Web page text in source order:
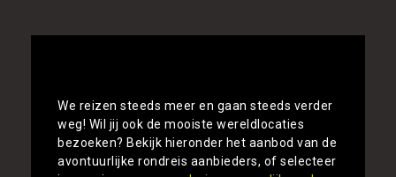
We reizen steeds meer en gaan steeds verder
weg! Wil jij ook de mooiste wereldlocaties
bezoeken? Bekijk hieronder het aanbod van de
avontuurlijke rondreis aanbieders, of selecteer